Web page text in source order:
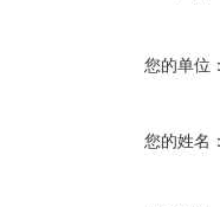
您的单位
您的姓名